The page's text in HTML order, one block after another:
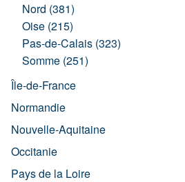
Nord (381)
Oise (215)
Pas-de-Calais (323)
Somme (251)
Île-de-France
Normandie
Nouvelle-Aquitaine
Occitanie
Pays de la Loire